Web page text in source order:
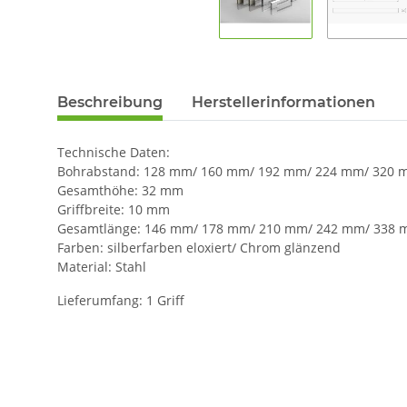
Beschreibung Herstellerinformationen
Technische Daten:
Bohrabstand: 128 mm/ 160 mm/ 192 mm/ 224 mm/ 320
Gesamthöhe: 32 mm
Griffbreite: 10 mm
Gesamtlänge: 146 mm/ 178 mm/ 210 mm/ 242 mm/ 338
Farben: silberfarben eloxiert/ Chrom glänzend
Material: Stahl
Lieferumfang: 1 Griff